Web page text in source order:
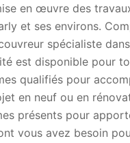
en œuvre des
et ses environs.
spécialiste
est disponible pour
qualifiés pour
en neuf ou en
présents pour
vous avez besoin